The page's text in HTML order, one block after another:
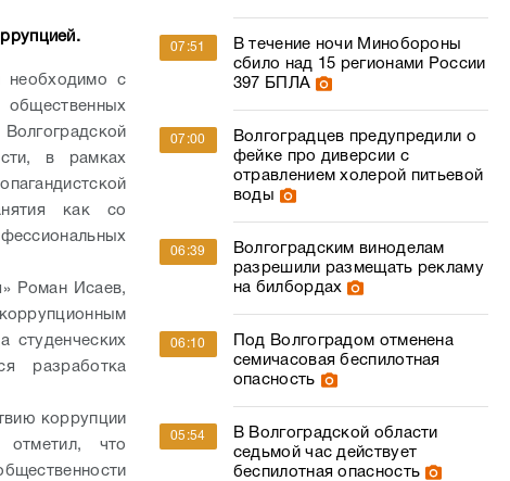
необходимо с
в рамках
как со
Роман Исаев,
студенческих
разработка
коррупции
отметил, что
07:51
В течение ночи Минобороны
сбило над 15 регионами России
397 БПЛА
07:00
Волгоградцев предупредили о
фейке про диверсии с
отравлением холерой питьевой
воды
06:39
Волгоградским виноделам
разрешили размещать рекламу
на билбордах
06:10
Под Волгоградом отменена
семичасовая беспилотная
опасность
05:54
В Волгоградской области
седьмой час действует
беспилотная опасность